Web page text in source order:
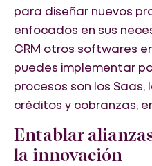
para diseñar nuevos
enfocados en sus
CRM otros softwares
puedes implementar
procesos son los
créditos y cobranzas,
Entablar
la innovación